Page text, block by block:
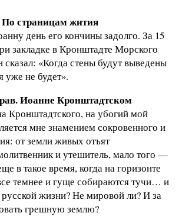
По страницам жития
день его кончины задолго. За 15
закладке в Кронштадте Морского
«Когда стены будут выведены
не будет».
Иоанне Кронштадтском
Кронштадтского, на убогий мой
мне знамением сокровенного и
от земли живых отъят
и утешитель, мало того —
в такое время, когда на горизонте
темнее и гуще собираются тучи… и
жизни? Не мировой ли? И за
грешную землю?